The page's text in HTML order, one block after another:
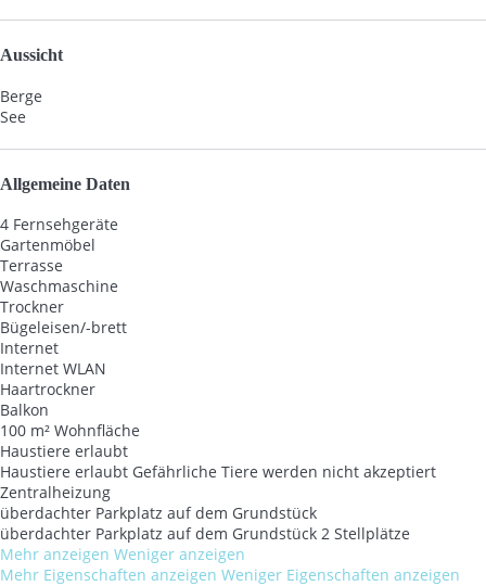
Aussicht
Berge
See
Allgemeine Daten
4 Fernsehgeräte
Gartenmöbel
Terrasse
Waschmaschine
Trockner
Bügeleisen/-brett
Internet
Internet WLAN
Haartrockner
Balkon
100 m² Wohnfläche
Haustiere erlaubt
Haustiere erlaubt Gefährliche Tiere werden nicht akzeptiert
Zentralheizung
überdachter Parkplatz auf dem Grundstück
überdachter Parkplatz auf dem Grundstück 2 Stellplätze
Mehr anzeigen Weniger anzeigen
Mehr Eigenschaften anzeigen Weniger Eigenschaften anzeigen